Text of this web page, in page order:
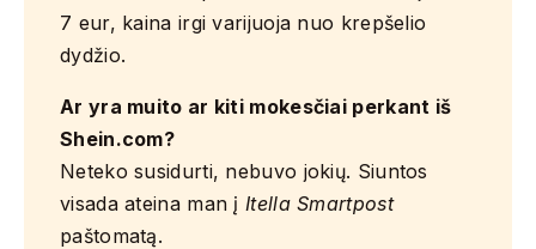
7 eur, kaina irgi varijuoja nuo krepšelio
dydžio.
Ar yra muito ar kiti mokesčiai perkant iš
Shein.com?
Neteko susidurti, nebuvo jokių. Siuntos
visada ateina man į Itella Smartpost
paštomatą.